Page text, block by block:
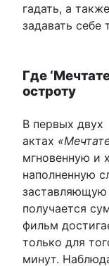
гадать, а
задавать себе
Где
остроту
В первых двух
актах
мгновенную и
наполненную
заставляющую
получается
фильм
только для
минут.